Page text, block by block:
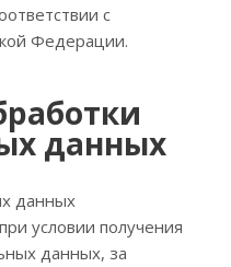
с
Федерации.
данных
данных
условии получения
данных, за